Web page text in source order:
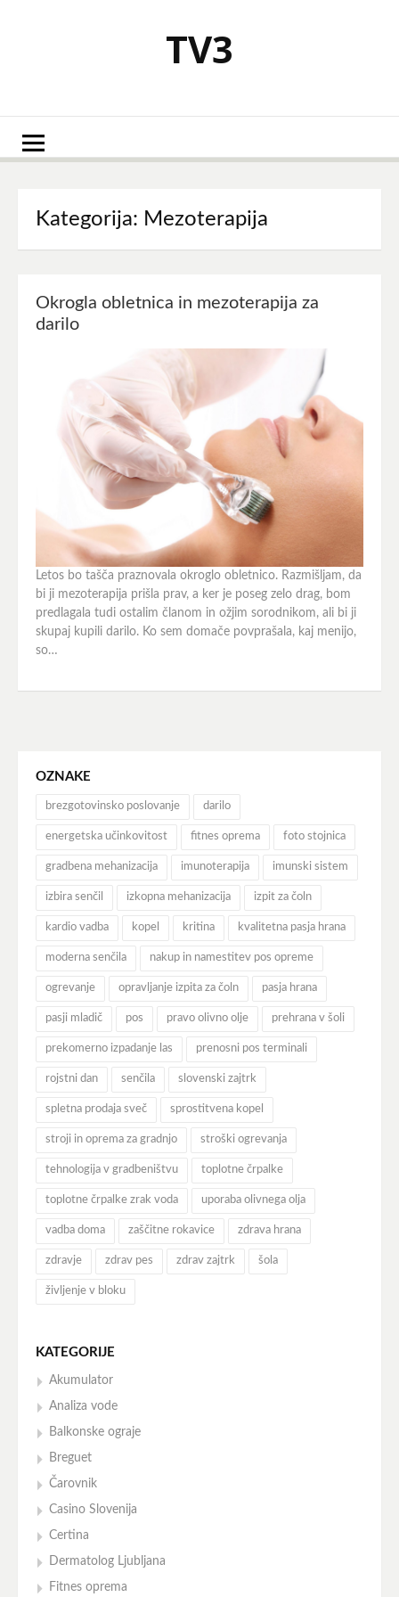
TV3
Kategorija: Mezoterapija
Okrogla obletnica in mezoterapija za
darilo
Letos bo tašča praznovala okroglo obletnico. Razmišljam, da
bi ji mezoterapija prišla prav, a ker je poseg zelo drag, bom
predlagala tudi ostalim članom in ožjim sorodnikom, ali bi ji
skupaj kupili darilo. Ko sem domače povprašala, kaj menijo,
so…
OZNAKE
brezgotovinsko poslovanje darilo
energetska učinkovitost fitnes oprema foto stojnica
gradbena mehanizacija imunoterapija imunski sistem
izbira senčil izkopna mehanizacija izpit za čoln
kardio vadba kopel kritina kvalitetna pasja hrana
moderna senčila nakup in namestitev pos opreme
ogrevanje opravljanje izpita za čoln pasja hrana
pasji mladič pos pravo olivno olje prehrana v šoli
prekomerno izpadanje las prenosni pos terminali
rojstni dan senčila slovenski zajtrk
spletna prodaja sveč sprostitvena kopel
stroji in oprema za gradnjo stroški ogrevanja
tehnologija v gradbeništvu toplotne črpalke
toplotne črpalke zrak voda uporaba olivnega olja
vadba doma zaščitne rokavice zdrava hrana
zdravje zdrav pes zdrav zajtrk šola
življenje v bloku
KATEGORIJE
Akumulator
Analiza vode
Balkonske ograje
Breguet
Čarovnik
Casino Slovenija
Certina
Dermatolog Ljubljana
Fitnes oprema